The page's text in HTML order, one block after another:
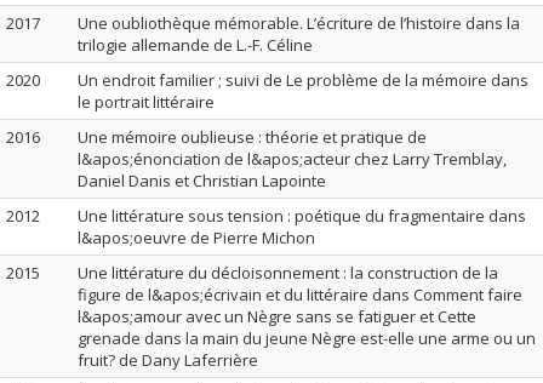
2017
Une oubliothèque mémorable. L’écriture de l’histoire dans la
trilogie allemande de L.-F. Céline
2020
Un endroit familier ; suivi de Le problème de la mémoire dans
le portrait littéraire
2016
Une mémoire oublieuse : théorie et pratique de
l&apos;énonciation de l&apos;acteur chez Larry Tremblay,
Daniel Danis et Christian Lapointe
2012
Une littérature sous tension : poétique du fragmentaire dans
l&apos;oeuvre de Pierre Michon
2015
Une littérature du décloisonnement : la construction de la
figure de l&apos;écrivain et du littéraire dans Comment faire
l&apos;amour avec un Nègre sans se fatiguer et Cette
grenade dans la main du jeune Nègre est-elle une arme ou un
fruit? de Dany Laferrière